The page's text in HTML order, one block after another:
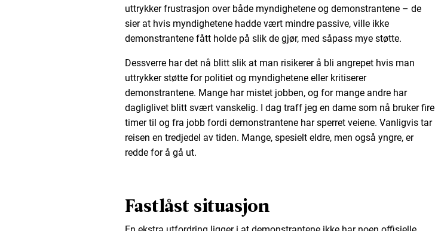
uttrykker frustrasjon over både myndighetene og demonstrantene – de
sier at hvis myndighetene hadde vært mindre passive, ville ikke
demonstrantene fått holde på slik de gjør, med såpass mye støtte.
Dessverre har det nå blitt slik at man risikerer å bli angrepet hvis man
uttrykker støtte for politiet og myndighetene eller kritiserer
demonstrantene. Mange har mistet jobben, og for mange andre har
dagliglivet blitt svært vanskelig. I dag traff jeg en dame som nå bruker fire
timer til og fra jobb fordi demonstrantene har sperret veiene. Vanligvis tar
reisen en tredjedel av tiden. Mange, spesielt eldre, men også yngre, er
redde for å gå ut.
Fastlåst situasjon